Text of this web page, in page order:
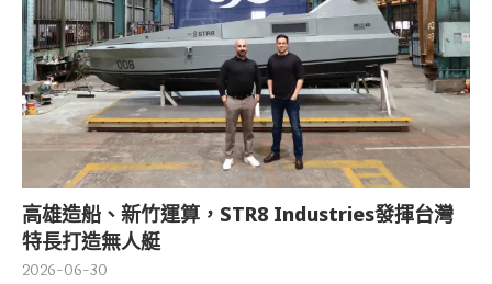
高雄造船、新竹運算，STR8 Industries發揮台灣
特長打造無人艇
2026-06-30